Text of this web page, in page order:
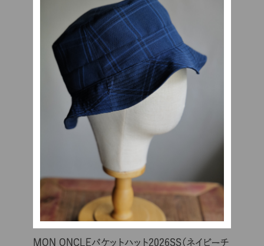
MON ONCLEバケットハット2026SS（ネイビーチ